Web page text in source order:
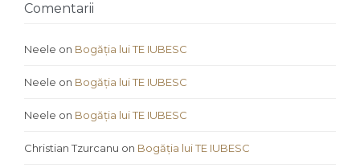
Comentarii
Neele on Bogăția lui TE IUBESC
Neele on Bogăția lui TE IUBESC
Neele on Bogăția lui TE IUBESC
Christian Tzurcanu on Bogăția lui TE IUBESC